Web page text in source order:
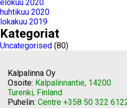
elokuu 2020
huhtikuu 2020
lokakuu 2019
Kategoriat
Uncategorised (80)
Kalpalinna Oy
Osoite: Kalpalinnantie, 14200
Turenki, Finland
Puhelin: Centre +358 50 322